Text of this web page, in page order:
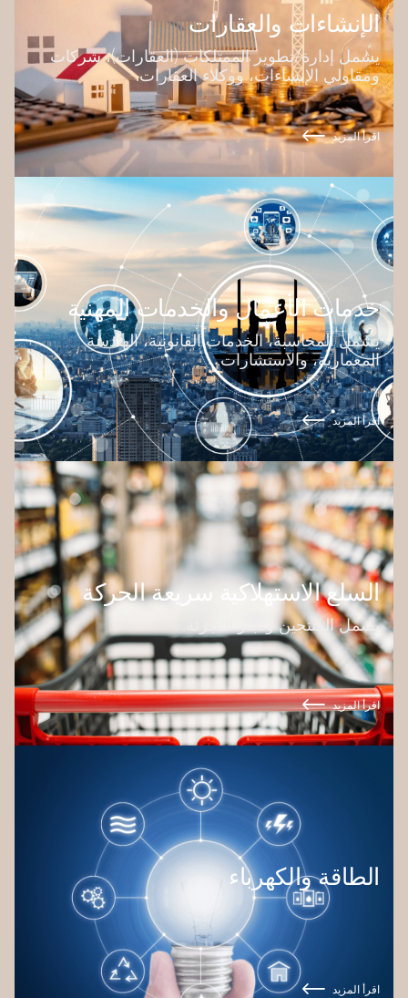
الإنشاءات والعقارات
يشمل إدارة/تطوير الممتلكات (العقارات)، شركات
ومقاولي الإنشاءات، ووكلاء العقارات.
اقرأ المزيد
خدمات الأعمال والخدمات المهنية
يشمل المحاسبة، الخدمات القانونية، الهندسة
المعمارية، والاستشارات.
اقرأ المزيد
السلع الاستهلاكية سريعة الحركة
يشمل المنتجين وتجار التجزئة.
اقرأ المزيد
الطاقة والكهرباء
اقرأ المزيد